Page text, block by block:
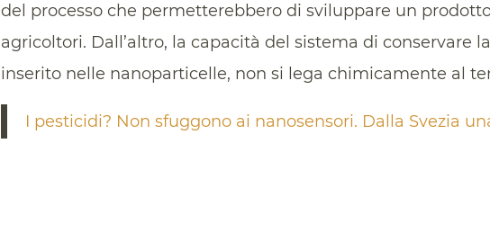
del processo che permetterebbero di sviluppare un
agricoltori. Dall’altro, la capacità del sistema di conservare
inserito nelle nanoparticelle, non si lega chimicamente al
I pesticidi? Non sfuggono ai nanosensori. Dalla Svezia